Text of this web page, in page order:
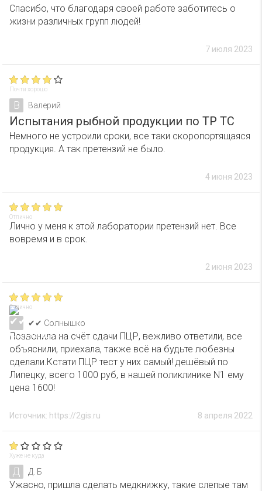
Спасибо, что благодаря своей работе заботитесь о
жизни различных групп людей!
7 июля 2023
Почти хорошо
В Валерий
Испытания рыбной продукции по ТР ТС
Немного не устроили сроки, все таки скоропортящаяся
продукция. А так претензий не было.
4 июня 2023
Отлично
Лично у меня к этой лаборатории претензий нет. Все
вовремя и в срок.
2 июня 2023
Отлично
✔✔ Солнышко
Позвонила на счёт сдачи ПЦР, вежливо ответили, все
объяснили, приехала, также всё на будьте любезны
сделали.Кстати ПЦР тест у них самый! дешёвый по
Липецку, всего 1000 руб, в нашей поликлинике N1 ему
цена 1600!
8 апреля 2022
Источник: https://2gis.ru
Хуже не куда
Д Д. Б
Ужасно, пришла сделать медкнижку, такие слепые там